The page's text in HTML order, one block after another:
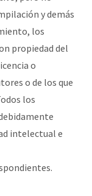
y demás
los
propiedad del
o
o de los que
los
intelectual e